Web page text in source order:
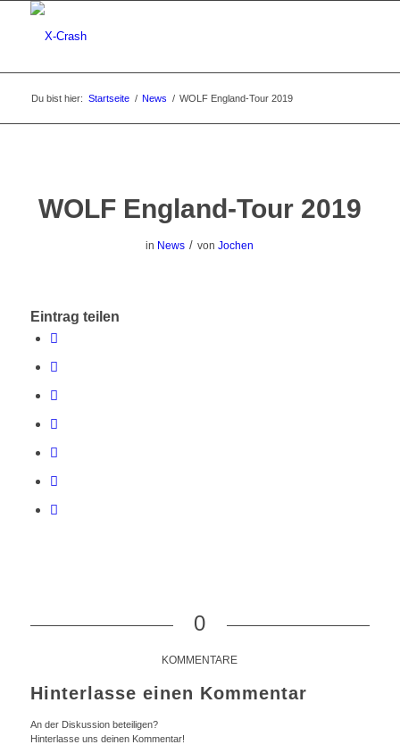
Du bist hier: Startseite / News / WOLF England-Tour 2019
WOLF England-Tour 2019
in News / vonJochen
Eintrag teilen
0
KOMMENTARE
Hinterlasse einen Kommentar
An der Diskussion beteiligen?
Hinterlasse uns deinen Kommentar!